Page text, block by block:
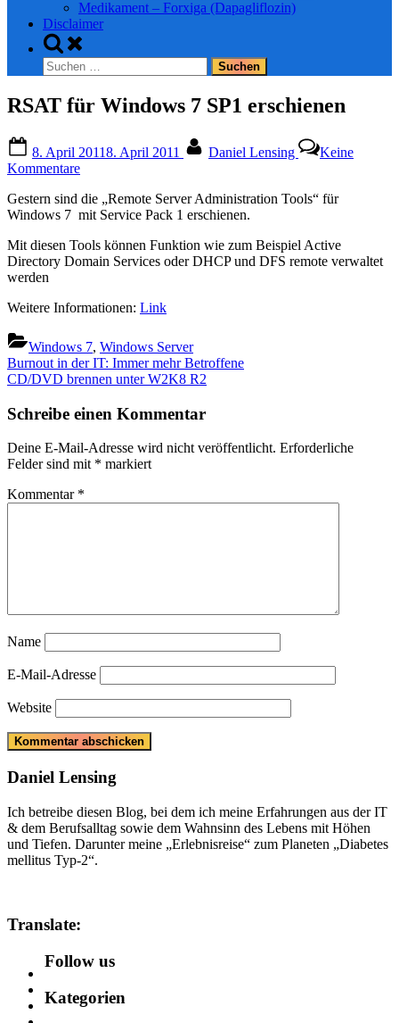
Medikament – Forxiga (Dapagliflozin)
Disclaimer
Toggle
search
form
Suchen
nach:
RSAT für Windows 7 SP1 erschienen
on
8. April 20118. April 2011 Daniel Lensing
Keine
Kommentarezu
für
Windows
SP1
erschienen
Gestern sind die „Remote Server Administration Tools“ für
Windows 7 mit Service Pack 1 erschienen.
Mit diesen Tools können Funktion wie zum Beispiel Active
Directory Domain Services oder DHCP und DFS remote verwaltet
werden
Weitere Informationen: Link
Windows 7, Windows Server
Beitragsnavigation
Previous
Post:
Burnout in der IT: Immer mehr Betroffene
Next
CD/DVD brennen unter W2K8 R2
Schreibe einen Kommentar
Deine E-Mail-Adresse wird nicht veröffentlicht. Erforderliche
Felder sind mit * markiert
Kommentar *
Name
E-Mail-Adresse
Website
Daniel Lensing
Ich betreibe diesen Blog, bei dem ich meine Erfahrungen aus der IT
& dem Berufsalltag sowie dem Wahnsinn des Lebens mit Höhen
und Tiefen. Darunter meine „Erlebnisreise“ zum Planeten „Diabetes
mellitus Typ-2“.
Translate:
Follow us
Kategorien